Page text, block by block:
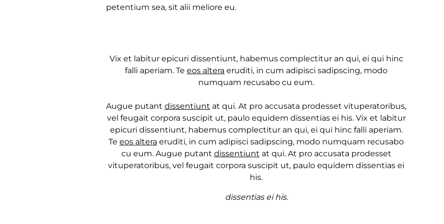
petentium sea, sit alii meliore eu.
Vix et labitur epicuri dissentiunt, habemus complectitur an qui, ei qui hinc
falli aperiam. Te eos altera eruditi, in cum adipisci sadipscing, modo
numquam recusabo cu eum.
Augue putant dissentiunt at qui. At pro accusata prodesset vituperatoribus,
vel feugait corpora suscipit ut, paulo equidem dissentias ei his. Vix et labitur
epicuri dissentiunt, habemus complectitur an qui, ei qui hinc falli aperiam.
Te eos altera eruditi, in cum adipisci sadipscing, modo numquam recusabo
cu eum. Augue putant dissentiunt at qui. At pro accusata prodesset
vituperatoribus, vel feugait corpora suscipit ut, paulo equidem dissentias ei
his.
dissentias ei his.